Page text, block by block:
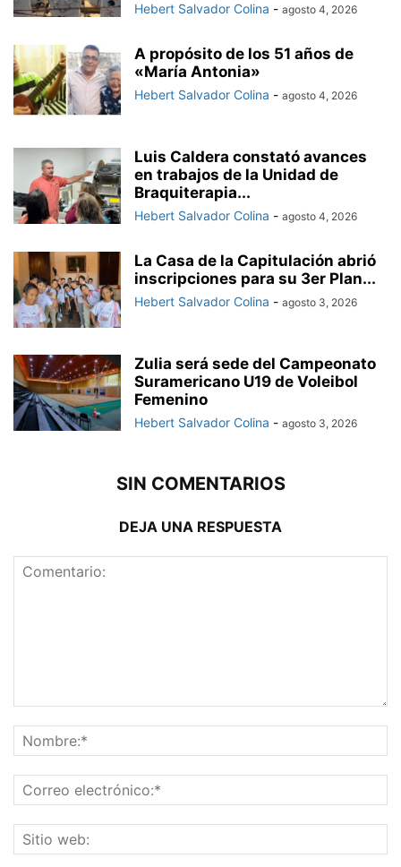
Hebert Salvador Colina - agosto 4, 2026
A propósito de los 51 años de
«María Antonia»
Hebert Salvador Colina - agosto 4, 2026
Luis Caldera constató avances
en trabajos de la Unidad de
Braquiterapia...
Hebert Salvador Colina - agosto 4, 2026
La Casa de la Capitulación abrió
inscripciones para su 3er Plan...
Hebert Salvador Colina - agosto 3, 2026
Zulia será sede del Campeonato
Suramericano U19 de Voleibol
Femenino
Hebert Salvador Colina - agosto 3, 2026
SIN COMENTARIOS
DEJA UNA RESPUESTA